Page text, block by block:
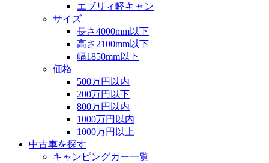
エブリィ軽キャン
サイズ
長さ4000mm以下
高さ2100mm以下
幅1850mm以下
価格
500万円以内
200万円以下
800万円以内
1000万円以内
1000万円以上
中古車を探す
キャンピングカー一覧